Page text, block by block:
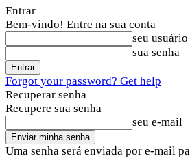
Entrar
Bem-vindo! Entre na sua conta
seu usuário
sua senha
Forgot your password? Get help
Recuperar senha
Recupere sua senha
seu e-mail
Uma senha será enviada por e-mail